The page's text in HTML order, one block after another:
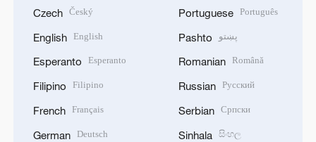
Czech Český
English English
Esperanto Esperanto
Filipino Filipino
French Français
German Deutsch
Portuguese Português
Pashto پښتو
Romanian Română
Russian Русский
Serbian Српски
Sinhala සිංහල